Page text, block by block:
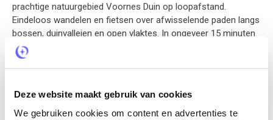
Deze website maakt gebruik van cookies
We gebruiken cookies om content en advertenties te
prachtige natuurgebied Voornes Duin op loopafstand.
Eindeloos wandelen en fietsen over afwisselende paden langs
bossen, duinvalleien en open vlaktes. In ongeveer 15 minuten
lopen sta je op het strand, waar je kunt uitwaaien, zonnen of
genieten van een drankje bij een strandpaviljoen. In de directe
slenteren of gezellig een terrasje kunt pakken. Zoek je iets
meer levendigheid, dan ligt Rotterdam op slechts een half